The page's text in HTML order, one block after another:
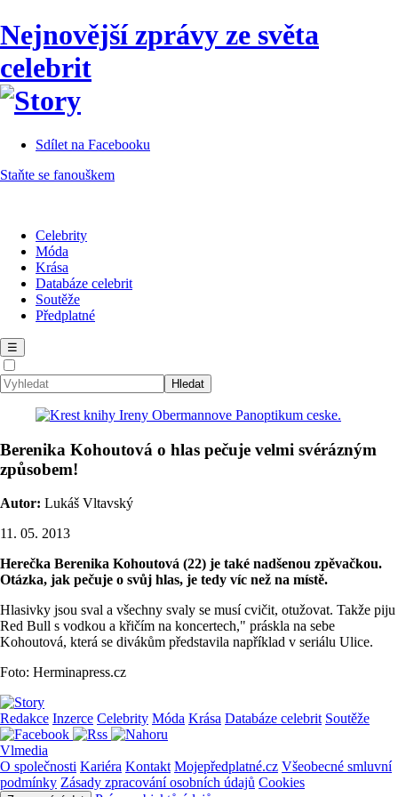
Nejnovější zprávy ze světa
celebrit
Sdílet na Facebooku
Staňte se fanouškem
Celebrity
Móda
Krása
Databáze celebrit
Soutěže
Předplatné
☰
Berenika Kohoutová o hlas pečuje velmi svérázným
způsobem!
Autor: Lukáš Vltavský
11. 05. 2013
Herečka Berenika Kohoutová (22) je také nadšenou zpěvačkou.
Otázka, jak pečuje o svůj hlas, je tedy víc než na místě.
Hlasivky jsou sval a všechny svaly se musí cvičit, otužovat. Takže piju
Red Bull s vodkou a křičím na koncertech," práskla na sebe
Kohoutová, která se divákům představila například v seriálu Ulice.
Foto: Herminapress.cz
Redakce Inzerce Celebrity Móda Krása Databáze celebrit Soutěže
Vlmedia
O společnosti Kariéra Kontakt Mojepředplatné.cz Všeobecné smluvní
podmínky Zásady zpracování osobních údajů Cookies